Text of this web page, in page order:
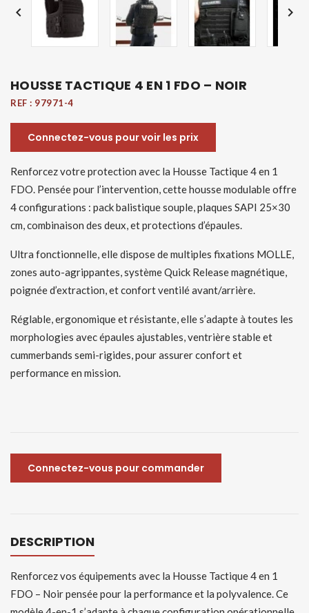
 
HOUSSE TACTIQUE 4 EN 1 FDO – NOIR
REF : 97971-4
Connectez-vous pour voir les prix
Renforcez votre protection avec la Housse Tactique 4 en 1
FDO. Pensée pour l’intervention, cette housse modulable offre
4 configurations : pack balistique souple, plaques SAPI 25×30
cm, combinaison des deux, et protections d’épaules.
Ultra fonctionnelle, elle dispose de multiples fixations MOLLE,
zones auto-agrippantes, système Quick Release magnétique,
poignée d’extraction, et confort ventilé avant/arrière.
Réglable, ergonomique et résistante, elle s’adapte à toutes les
morphologies avec épaules ajustables, ventrière stable et
cummerbands semi-rigides, pour assurer confort et
performance en mission.
Connectez-vous pour commander
DESCRIPTION
Renforcez vos équipements avec la Housse Tactique 4 en 1
FDO – Noir pensée pour la performance et la polyvalence. Ce